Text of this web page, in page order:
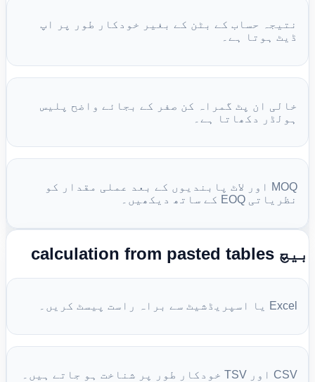
نتیجہ حساب کے بٹن کے بغیر خودکار طور پر اپ
ڈیٹ ہوتا ہے۔
خالی ان پٹ گمراہ کن صفر کے بجائے واضح پلیس
ہولڈر دکھاتا ہے۔
MOQ اور لاٹ پابندیوں کے بعد عملی مقدار کو
نظریاتی EOQ کے ساتھ دیکھیں۔
بیچ calculation from pasted tables
Excel یا اسپریڈشیٹ سے براہ راست پیسٹ کریں۔
CSV اور TSV خودکار طور پر شناخت ہو جاتے ہیں۔